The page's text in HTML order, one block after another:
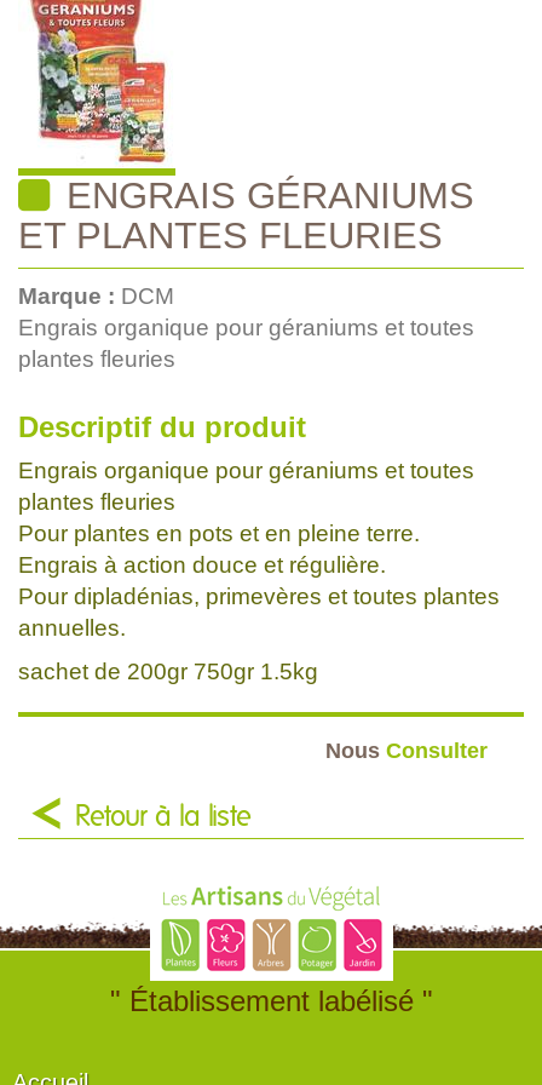
ENGRAIS GÉRANIUMS
ET PLANTES FLEURIES
Marque : DCM
Engrais organique pour géraniums et toutes
plantes fleuries
Descriptif du produit
Engrais organique pour géraniums et toutes
plantes fleuries
Pour plantes en pots et en pleine terre.
Engrais à action douce et régulière.
Pour dipladénias, primevères et toutes plantes
annuelles.
sachet de 200gr 750gr 1.5kg
Nous Consulter
Retour à la liste
" Établissement labélisé "